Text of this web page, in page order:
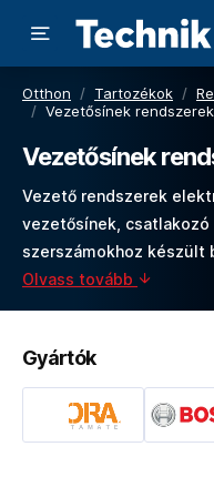
Otthon / Tartozékok /
/ Vezetősínek rendszerek
Vezetősínek
Vezető rendszerek
vezetősínek,
szerszámokhoz készült
Olvass tovább
Gyártók